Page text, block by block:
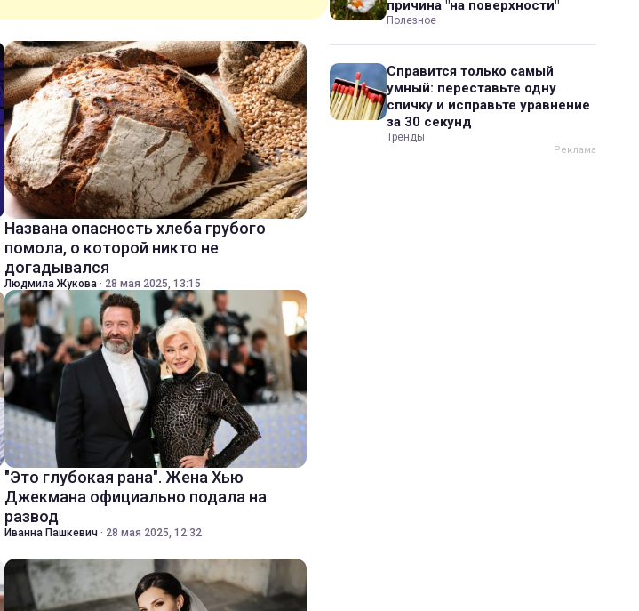
Названа опасность хлеба грубого
помола, о которой никто не
догадывался
Людмила Жукова · 28 мая 2025, 13:15
"Это глубокая рана". Жена Хью
Джекмана официально подала на
развод
Иванна Пашкевич · 28 мая 2025, 12:32
причина "на поверхности"
Полезное
Справится только самый
умный: переставьте одну
спичку и исправьте уравнение
за 30 секунд
Тренды